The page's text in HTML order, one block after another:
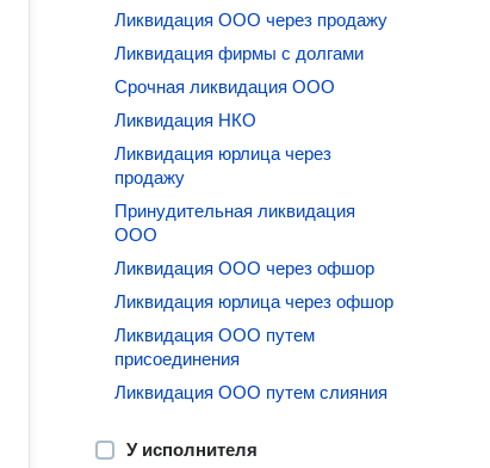
Ликвидация ООО через продажу
Ликвидация фирмы с долгами
Срочная ликвидация ООО
Ликвидация НКО
Ликвидация юрлица через
продажу
Принудительная ликвидация
ООО
Ликвидация ООО через офшор
Ликвидация юрлица через офшор
Ликвидация ООО путем
присоединения
Ликвидация ООО путем слияния
У исполнителя